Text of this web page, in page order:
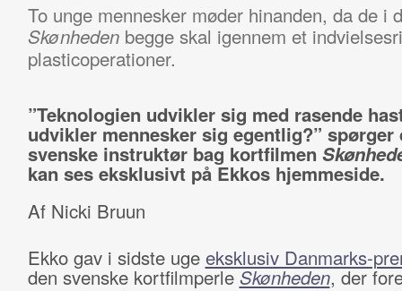
To unge mennesker møder hinanden, da de i
Skønhedenbegge skal igennem et
plasticoperationer.
”Teknologien udvikler sig med rasende
udvikler mennesker sig egentlig?” spørger
svenske instruktør bag kortfilmen
kan ses eksklusivt på Ekkos hjemmeside.
Af Nicki Bruun
Ekko gav i sidste uge eksklusiv Danmarks-
den svenske kortfilmperleSkønheden, der